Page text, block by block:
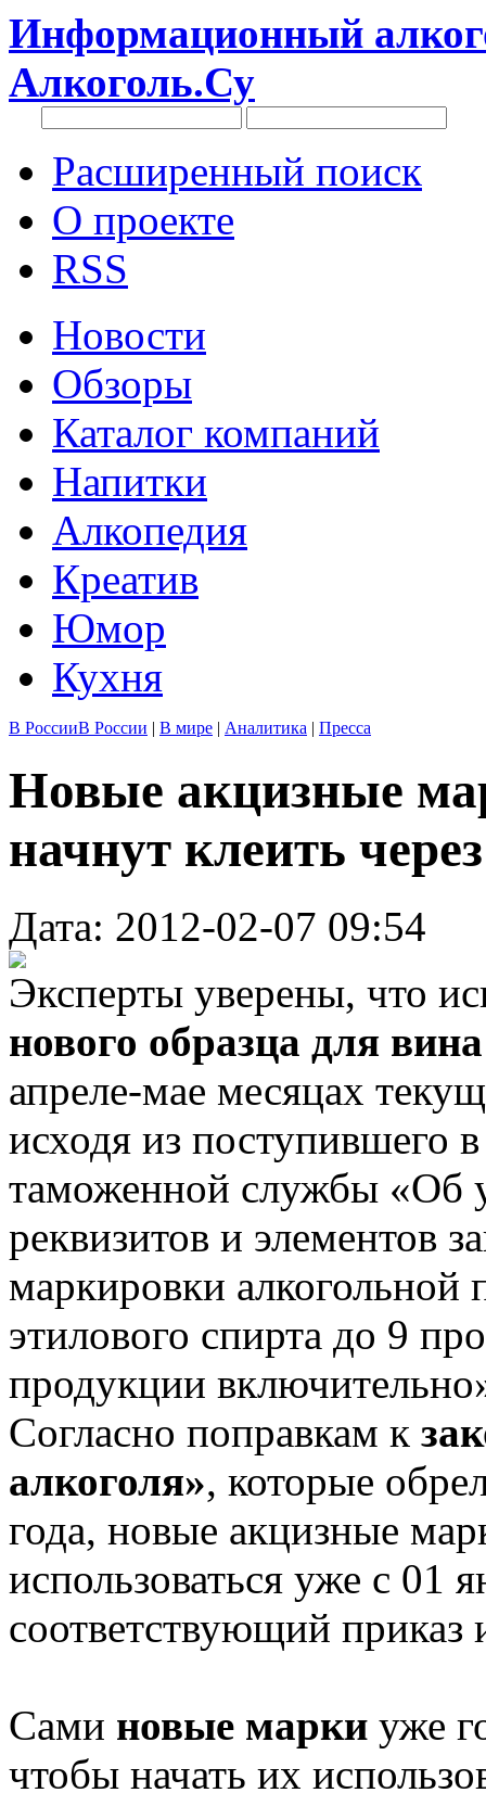
Информационный
Алкоголь.Су
Расширенный поиск
О проекте
RSS
Новости
Обзоры
Каталог компаний
Напитки
Алкопедия
Креатив
Юмор
Кухня
В РоссииВ России | В мире | Аналитика | Пресса
Новые акцизные
начнут клеить
Дата: 2012-02-07 09:54
Эксперты уверены, что
нового образца для
апреле-мае месяцах
исходя из поступившего
таможенной службы «Об
реквизитов и элементов
маркировки
этилового спирта до 9
продукции
Согласно поправкам к
алкоголя», которые
года, новые акцизные
использоваться уже с 01
соответствующий приказ
Сами новые марки уже
чтобы начать их